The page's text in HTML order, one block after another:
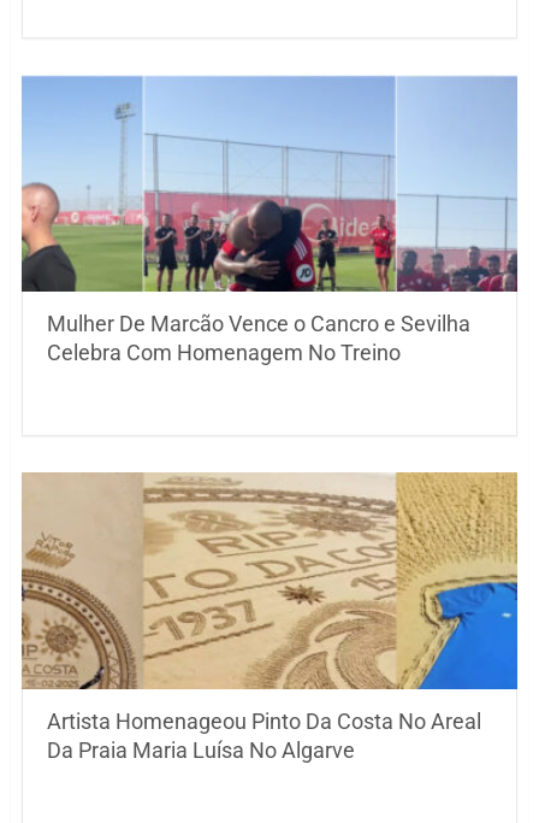
Mulher De Marcão Vence o Cancro e Sevilha
Celebra Com Homenagem No Treino
Artista Homenageou Pinto Da Costa No Areal
Da Praia Maria Luísa No Algarve